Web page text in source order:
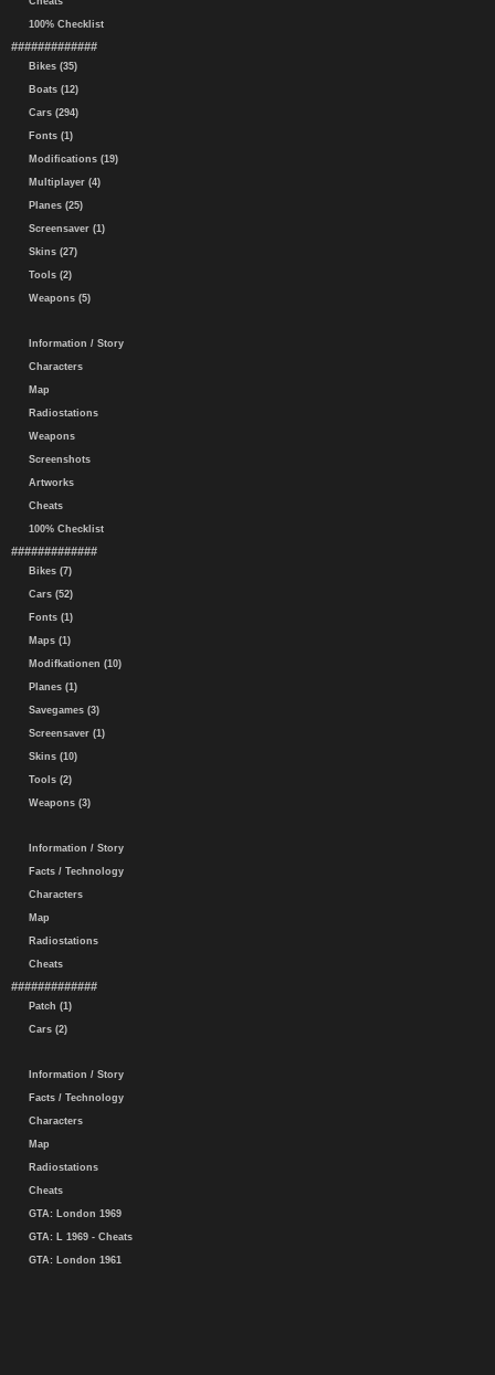
100% Checklist
#############
Bikes (35)
Boats (12)
Cars (294)
Fonts (1)
Modifications (19)
Multiplayer (4)
Planes (25)
Screensaver (1)
Skins (27)
Tools (2)
Weapons (5)
Information / Story
Characters
Map
Radiostations
Weapons
Screenshots
Artworks
Cheats
100% Checklist
#############
Bikes (7)
Cars (52)
Fonts (1)
Maps (1)
Modifkationen (10)
Planes (1)
Savegames (3)
Screensaver (1)
Skins (10)
Tools (2)
Weapons (3)
Information / Story
Facts / Technology
Characters
Map
Radiostations
Cheats
#############
Patch (1)
Cars (2)
Information / Story
Facts / Technology
Characters
Map
Radiostations
Cheats
GTA: London 1969
GTA: L 1969 - Cheats
GTA: London 1961